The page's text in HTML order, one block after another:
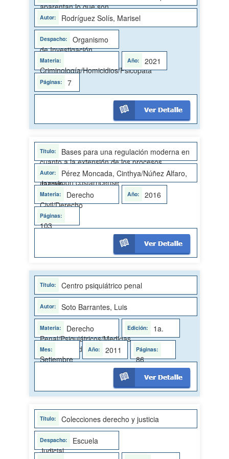
aparentan lo que son
Rodríguez Solís, Marisel
Organismo
de Investigación
Judicial
Criminología/Homicidios/Psicópata
2021
7
Bases para una regulación moderna en
cuanto a la extensión de los procesos
concursales a grupos económicos en la
legislación costarricense
Pérez Moncada, Cinthya/Núñez Alfaro,
Jazmín
Derecho
Civil/Derecho
Concursal
2016
103
Centro psiquiátrico penal
Soto Barrantes, Luis
Derecho
Penal/Psiquiátricos/Medidas
de seguridad
1a.
Setiembre
2011
86
Colecciones derecho y justicia
Escuela
Judicial